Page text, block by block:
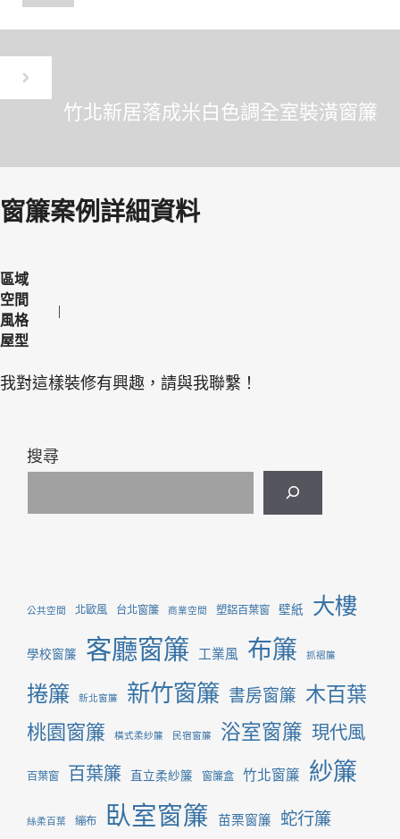
竹北新居落成米白色調全室裝潢窗簾
窗簾案例詳細資料
區域
空間
風格
屋型
我對這樣裝修有興趣，請與我聯繫！
搜尋
公共空間 北歐風 台北窗簾 商業空間 塑鋁百葉窗 壁紙 大樓
學校窗簾 客廳窗簾 工業風 布簾 抓褶簾
捲簾 新北窗簾 新竹窗簾 書房窗簾 木百葉
桃園窗簾 橫式柔紗簾 民宿窗簾 浴室窗簾 現代風
百葉窗 百葉簾 直立柔紗簾 窗簾盒 竹北窗簾 紗簾
絲柔百葉 繃布 臥室窗簾 苗栗窗簾 蛇行簾